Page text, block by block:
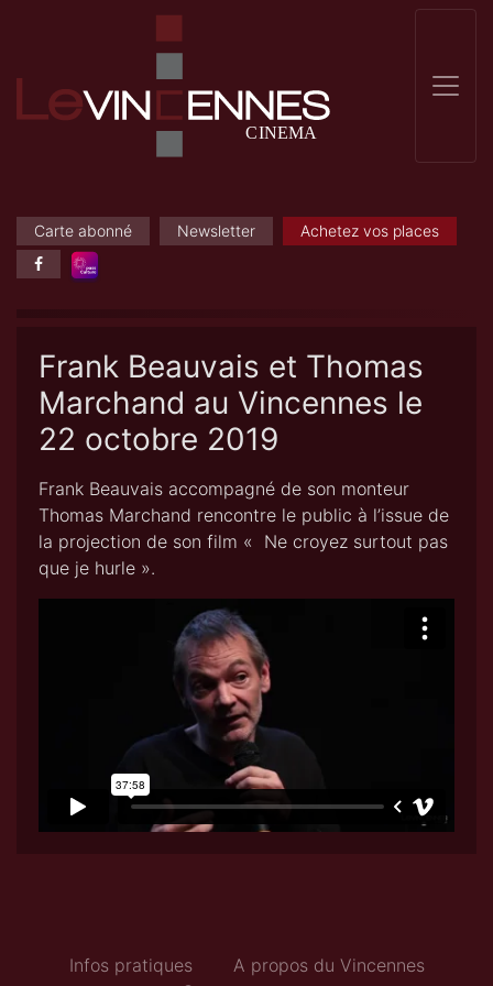
Carte abonné Newsletter Achetez vos places
Frank Beauvais et Thomas
Marchand au Vincennes le
22 octobre 2019
Frank Beauvais accompagné de son monteur
Thomas Marchand rencontre le public à l’issue de
la projection de son film « Ne croyez surtout pas
que je hurle ».
Infos pratiques
A propos du Vincennes